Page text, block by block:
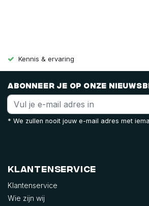
Kennis & ervaring
Abonneer je op onze
* We zullen nooit jouw e-mail adres met
Klantenservice
Klantenservice
Wie zijn wij